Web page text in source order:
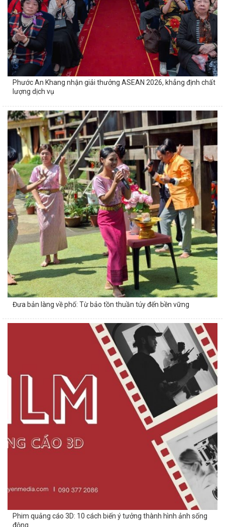
Phước An Khang nhận giải thưởng ASEAN 2026, khẳng định chất
lượng dịch vụ
Đưa bản làng về phố: Từ bảo tồn thuần túy đến bền vững
Phim quảng cáo 3D: 10 cách biến ý tưởng thành hình ảnh sống
động